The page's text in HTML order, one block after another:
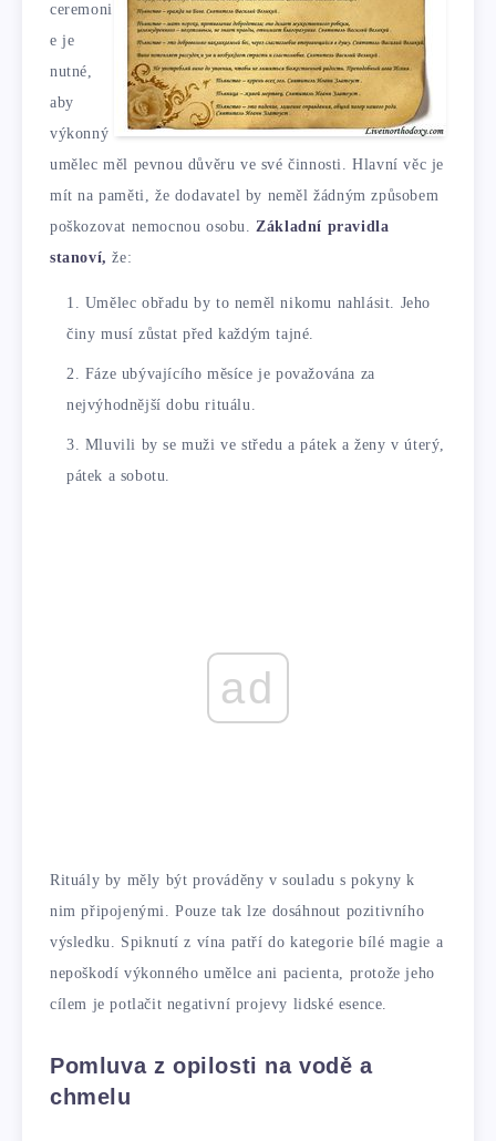
ceremoni
e je
nutné,
aby
výkonný
umělec měl pevnou důvěru ve své činnosti. Hlavní věc je
mít na paměti, že dodavatel by neměl žádným způsobem
poškozovat nemocnou osobu.Základní pravidla
stanoví, že:
Umělec obřadu by to neměl nikomu nahlásit. Jeho
činy musí zůstat před každým tajné.
Fáze ubývajícího měsíce je považována za
nejvýhodnější dobu rituálu.
Mluvili by se muži ve středu a pátek a ženy v úterý,
pátek a sobotu.
ad
Rituály by měly být prováděny v souladu s pokyny k
nim připojenými. Pouze tak lze dosáhnout pozitivního
výsledku. Spiknutí z vína patří do kategorie bílé magie a
nepoškodí výkonného umělce ani pacienta, protože jeho
cílem je potlačit negativní projevy lidské esence.
Pomluva z opilosti na vodě a
chmelu